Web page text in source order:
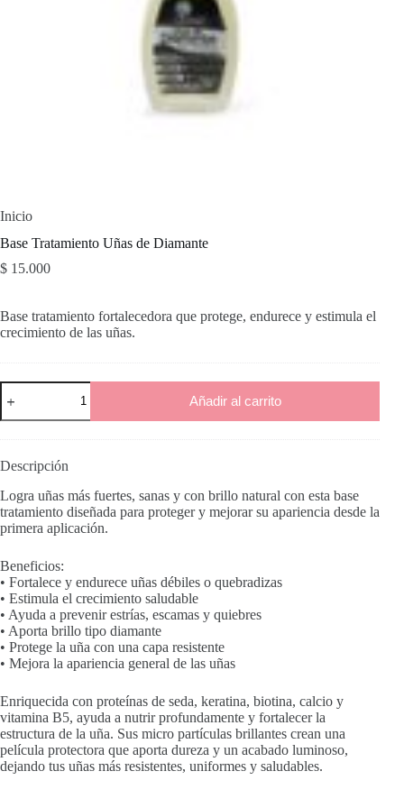
Inicio
Base Tratamiento Uñas de Diamante
$ 15.000
Base tratamiento fortalecedora que protege, endurece y estimula el
crecimiento de las uñas.
Base
Tratamiento
Uñas
cantidad
Añadir al carrito
Descripción
Logra uñas más fuertes, sanas y con brillo natural con esta base
tratamiento diseñada para proteger y mejorar su apariencia desde la
primera aplicación.
Beneficios:
• Fortalece y endurece uñas débiles o quebradizas
• Estimula el crecimiento saludable
• Ayuda a prevenir estrías, escamas y quiebres
• Aporta brillo tipo diamante
• Protege la uña con una capa resistente
• Mejora la apariencia general de las uñas
Enriquecida con proteínas de seda, keratina, biotina, calcio y
vitamina B5, ayuda a nutrir profundamente y fortalecer la
estructura de la uña. Sus micro partículas brillantes crean una
película protectora que aporta dureza y un acabado luminoso,
dejando tus uñas más resistentes, uniformes y saludables.